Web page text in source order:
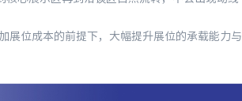
位成本的前提下，大幅提升展位的承载能力与